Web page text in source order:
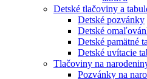
Detské tlačoviny a
Detské pozvánky
Detské
Detské pamätné
Detské uvítacie
Tlačoviny na
Pozvánky na